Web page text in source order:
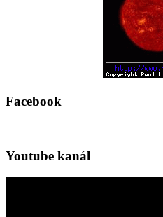
Facebook
Youtube kanál